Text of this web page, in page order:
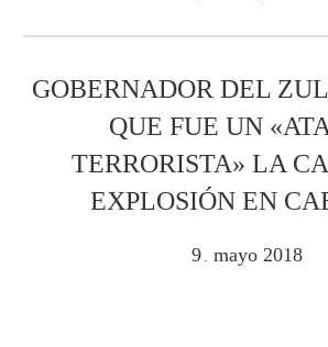
GOBERNADOR DEL
QUE FUE UN
TERRORISTA» LA
EXPLOSIÓN EN
9 mayo 2018